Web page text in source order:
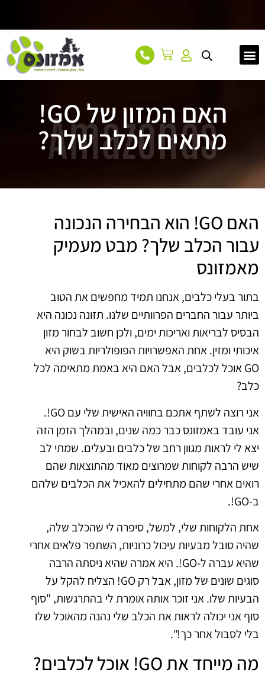
האם המזון של GO!
מתאים לכלב שלך?
Amazonas
האם GO! הוא הבחירה הנכונה
עבור הכלב שלך? מבט מעמיק
מאמזונס
בתור בעלי כלבים, אנחנו תמיד מחפשים את הטוב
ביותר עבור החברים הפרוותיים שלנו. תזונה נכונה היא
הבסיס לבריאות ואריכות ימים, ולכן חשוב לבחור מזון
איכותי ומזין. אחת האפשרויות הפופולריות בשוק היא
GO אוכל לכלבים, אבל האם היא באמת מתאימה לכל
כלב?
אני רוצה לשתף אתכם בחוויה האישית שלי עם GO!.
אני עובד באמזונס כבר כמה שנים, ובמהלך הזמן הזה
יצא לי לראות מגוון רחב של כלבים ובעלים. שמתי לב
שיש הרבה לקוחות שמרוצים מאוד מהתוצאות שהם
רואים אחרי שהם מתחילים להאכיל את הכלבים שלהם
ב-GO!.
אחת הלקוחות שלי, למשל, סיפרה לי שהכלב שלה,
שהיה סובל מבעיות עיכול כרוניות, השתפר פלאים אחרי
שהיא עברה ל-GO!. היא אמרה שהיא ניסתה הרבה
סוגים שונים של מזון, אבל רק GO! הצליח להקל על
הבעיות שלו. אני זוכר אותה אומרת לי בהתרגשות, "סוף
סוף אני יכולה לראות את הכלב שלי נהנה מהאוכל שלו
בלי לסבול אחר כך!".
מה מייחד את GO! אוכל לכלבים?